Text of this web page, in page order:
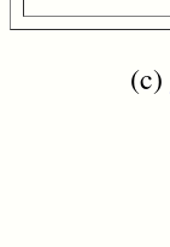
(c)